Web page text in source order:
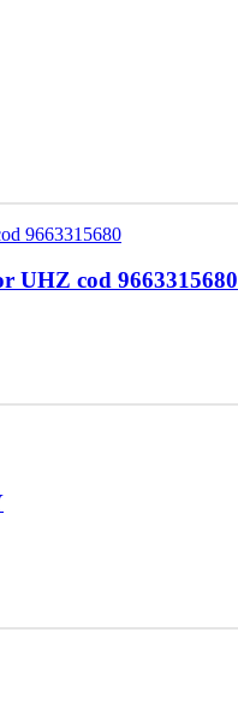
UHZ cod 9663315680